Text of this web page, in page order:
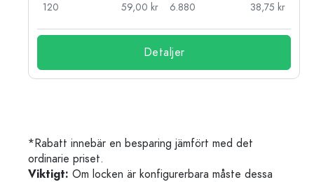
120
59,00 kr
6.880
38,75 kr
Detaljer
*Rabatt innebär en besparing jämfört med det
ordinarie priset.
Viktigt: Om locken är konfigurerbara måste dessa